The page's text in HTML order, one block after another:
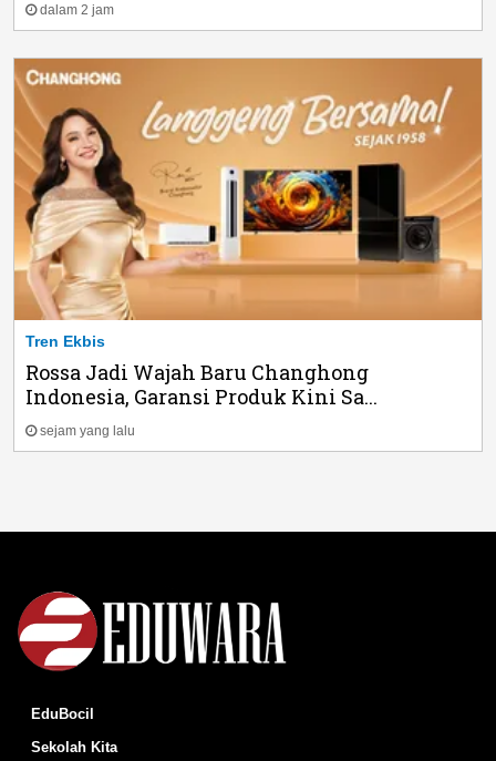
dalam 2 jam
Tren Ekbis
Rossa Jadi Wajah Baru Changhong
Indonesia, Garansi Produk Kini Sa...
sejam yang lalu
EduBocil
Sekolah Kita